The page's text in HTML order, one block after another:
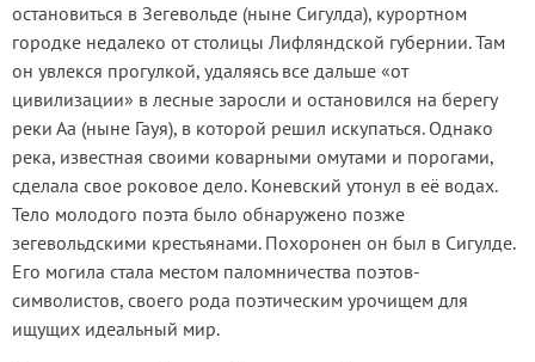
остановиться в Зегевольде (ныне Сигулда), курортном
городке недалеко от столицы Лифляндской губернии. Там
он увлекся прогулкой, удаляясь все дальше «от
цивилизации» в лесные заросли и остановился на берегу
реки Аа (ныне Гауя), в которой решил искупаться. Однако
река, известная своими коварными омутами и порогами,
сделала свое роковое дело. Коневский утонул в её водах.
Тело молодого поэта было обнаружено позже
зегевольдскими крестьянами. Похоронен он был в Сигулде.
Его могила стала местом паломничества поэтов-
символистов, своего рода поэтическим урочищем для
ищущих идеальный мир.